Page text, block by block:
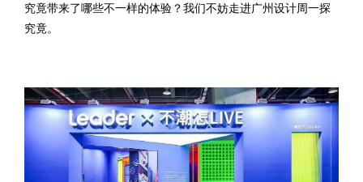
究竟带来了哪些不一样的体验？我们不妨走进广州设计周一探
究竟。